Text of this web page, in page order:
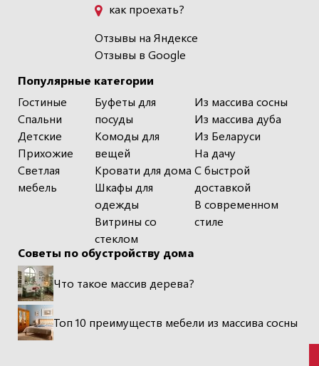
Популярные категории
Гостиные
Спальни
Детские
Прихожие
Светлая
мебель
Буфеты для
посуды
Комоды для
вещей
Кровати для дома
Шкафы для
одежды
Витрины со
стеклом
Из массива сосны
Из массива дуба
Из Беларуси
На дачу
С быстрой
доставкой
В современном
стиле
как проехать?
Отзывы на Яндексе
Отзывы в Google
Советы по обустройству дома
Что такое массив дерева?
Топ 10 преимуществ мебели из массива сосны